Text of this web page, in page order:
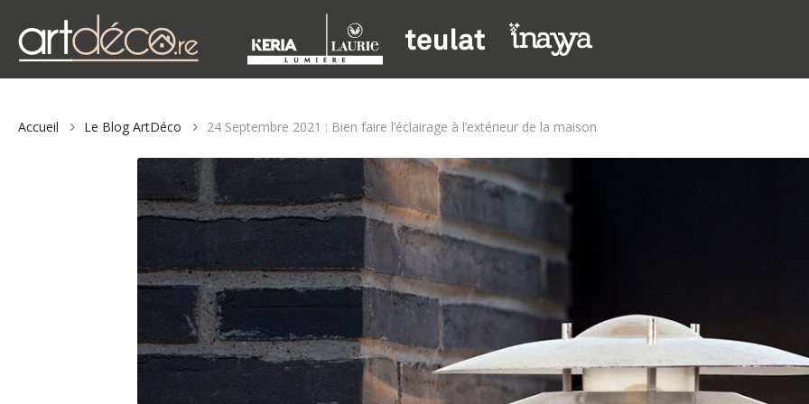
Accueil Le Blog ArtDéco 24 Septembre 2021 : Bien faire l’éclairage à l’extérieur de la maison